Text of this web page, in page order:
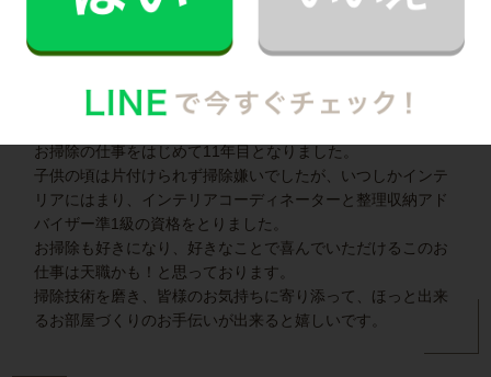
家事代行キャストAさん (家事歴17年)
お掃除の仕事をはじめて11年目となりました。
子供の頃は片付けられず掃除嫌いでしたが、いつしかインテ
リアにはまり、インテリアコーディネーターと整理収納アド
バイザー準1級の資格をとりました。
お掃除も好きになり、好きなことで喜んでいただけるこのお
仕事は天職かも！と思っております。
掃除技術を磨き、皆様のお気持ちに寄り添って、ほっと出来
るお部屋づくりのお手伝いが出来ると嬉しいです。